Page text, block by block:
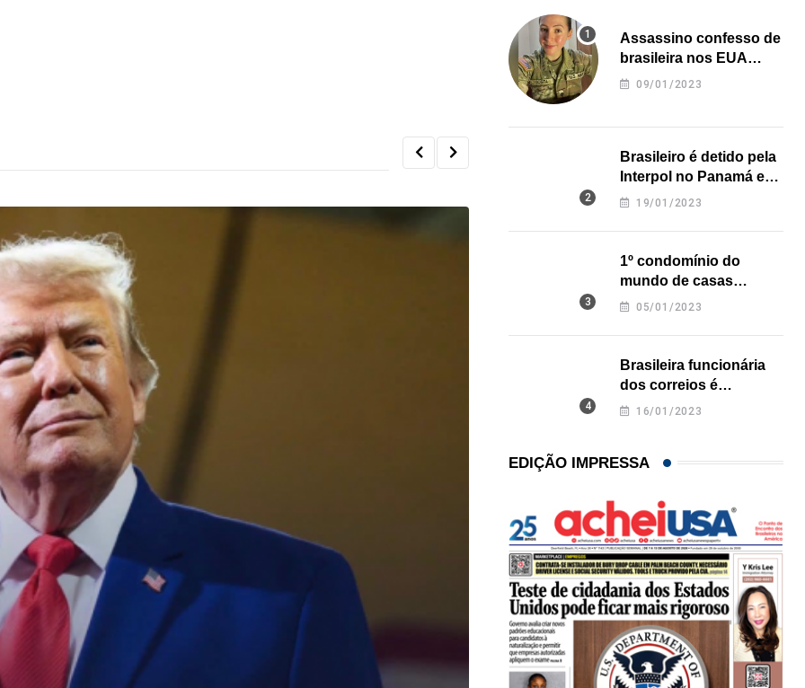
Assassino confesso de
brasileira nos EUA
revela onde deixou o
09/01/2023
Brasileiro é detido pela
Interpol no Panamá e
pode pegar prisão
19/01/2023
1º condomínio do
mundo de casas
impressas em 3D é
05/01/2023
Brasileira funcionária
dos correios é
assassinada a facadas
16/01/2023
EDIÇÃO IMPRESSA